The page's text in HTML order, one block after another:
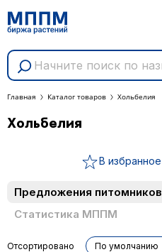
Главная Каталог товаров Хольбелия
Хольбелия
В избранное
Предложения питомников
Статистика МППМ
Отсортировано По умолчанию